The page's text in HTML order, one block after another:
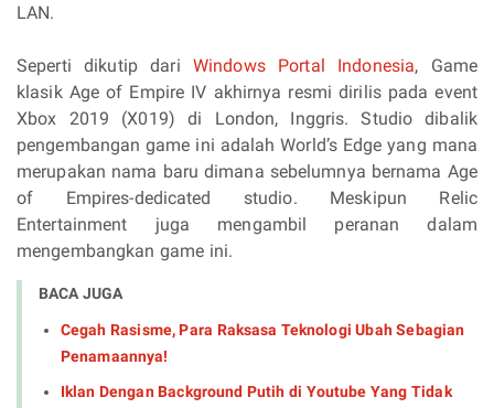
LAN.
Seperti dikutip dariWindows Portal Indonesia, Game
klasik Age of Empire IV akhirnya resmi dirilis pada event
Xbox 2019 (X019) di London, Inggris. Studio dibalik
pengembangan game ini adalah World’s Edge yang mana
merupakan nama baru dimana sebelumnya bernama Age
of Empires-dedicated studio. Meskipun Relic
Entertainment juga mengambil peranan dalam
mengembangkan game ini.
BACA JUGA
Cegah Rasisme, Para Raksasa Teknologi Ubah Sebagian
Penamaannya!
Iklan Dengan Background Putih di Youtube Yang Tidak